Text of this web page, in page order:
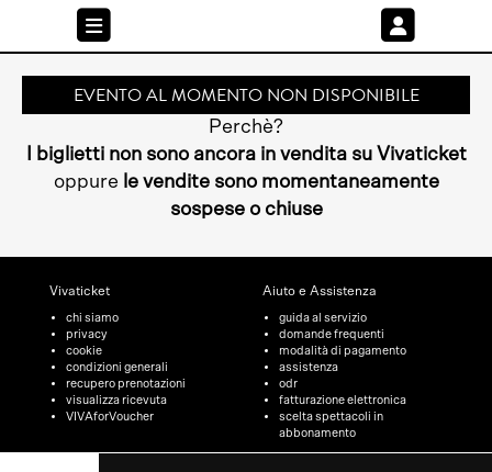
EVENTO AL MOMENTO NON DISPONIBILE
Perchè?
I biglietti non sono ancora in vendita su Vivaticket
oppure le vendite sono momentaneamente
sospese o chiuse
Vivaticket
chi siamo
privacy
cookie
condizioni generali
recupero prenotazioni
visualizza ricevuta
VIVAforVoucher
Aiuto e Assistenza
guida al servizio
domande frequenti
modalità di pagamento
assistenza
odr
fatturazione elettronica
scelta spettacoli in
abbonamento